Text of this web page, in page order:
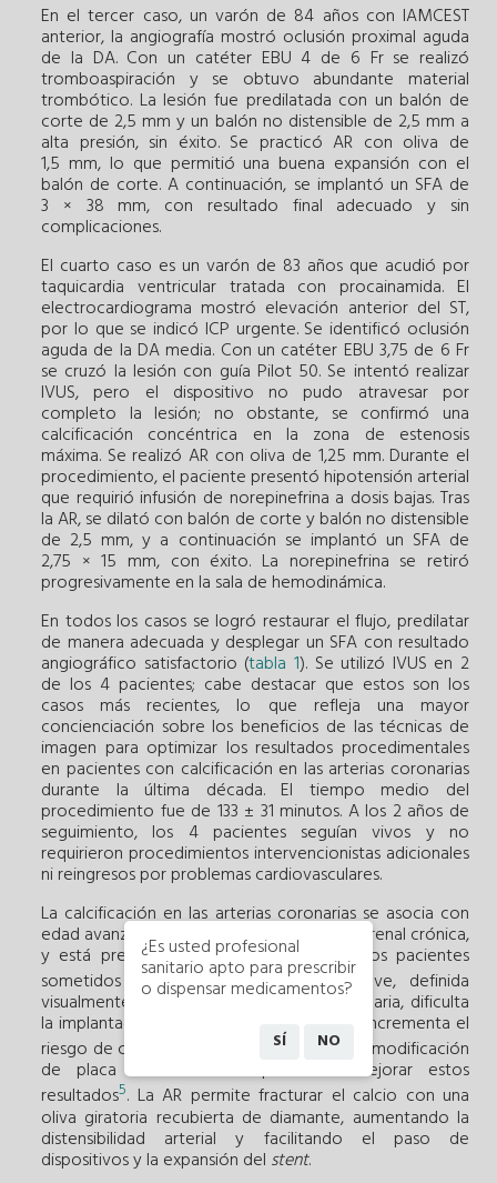
En el tercer caso, un varón de 84 años con IAMCEST
anterior, la angiografía mostró oclusión proximal aguda
de la DA. Con un catéter EBU 4 de 6 Fr se realizó
tromboaspiración y se obtuvo abundante material
trombótico. La lesión fue predilatada con un balón de
corte de 2,5 mm y un balón no distensible de 2,5 mm a
alta presión, sin éxito. Se practicó AR con oliva de
1,5 mm, lo que permitió una buena expansión con el
balón de corte. A continuación, se implantó un SFA de
3 × 38 mm, con resultado final adecuado y sin
complicaciones.
El cuarto caso es un varón de 83 años que acudió por
taquicardia ventricular tratada con procainamida. El
electrocardiograma mostró elevación anterior del ST,
por lo que se indicó ICP urgente. Se identificó oclusión
aguda de la DA media. Con un catéter EBU 3,75 de 6 Fr
se cruzó la lesión con guía Pilot 50. Se intentó realizar
IVUS, pero el dispositivo no pudo atravesar por
completo la lesión; no obstante, se confirmó una
calcificación concéntrica en la zona de estenosis
máxima. Se realizó AR con oliva de 1,25 mm. Durante el
procedimiento, el paciente presentó hipotensión arterial
que requirió infusión de norepinefrina a dosis bajas. Tras
la AR, se dilató con balón de corte y balón no distensible
de 2,5 mm, y a continuación se implantó un SFA de
2,75 × 15 mm, con éxito. La norepinefrina se retiró
progresivamente en la sala de hemodinámica.
En todos los casos se logró restaurar el flujo, predilatar
de manera adecuada y desplegar un SFA con resultado
angiográfico satisfactorio (tabla 1). Se utilizó IVUS en 2
de los 4 pacientes; cabe destacar que estos son los
casos más recientes, lo que refleja una mayor
concienciación sobre los beneficios de las técnicas de
imagen para optimizar los resultados procedimentales
en pacientes con calcificación en las arterias coronarias
durante la última década. El tiempo medio del
procedimiento fue de 133 ± 31 minutos. A los 2 años de
seguimiento, los 4 pacientes seguían vivos y no
requirieron procedimientos intervencionistas adicionales
ni reingresos por problemas cardiovasculares.
La calcificación en las arterias coronarias se asocia con
edad avanzada, tabaquismo y enfermedad renal crónica,
y está presente en hasta un tercio de los pacientes
sometidos a ICP2,3. La calcificación grave, definida
visualmente o mediante imagen intracoronaria, dificulta
la implantación y la expansión del
, e incrementa el
riesgo de complicaciones
. Las técnicas de modificación
de placa más recientes prometen mejorar estos
resultados5. La AR permite fracturar el calcio con una
oliva giratoria recubierta de diamante, aumentando la
distensibilidad arterial y facilitando el paso de
dispositivos y la expansión del stent.
¿Es usted profesional
sanitario apto para prescribir
o dispensar medicamentos?
SÍ NO